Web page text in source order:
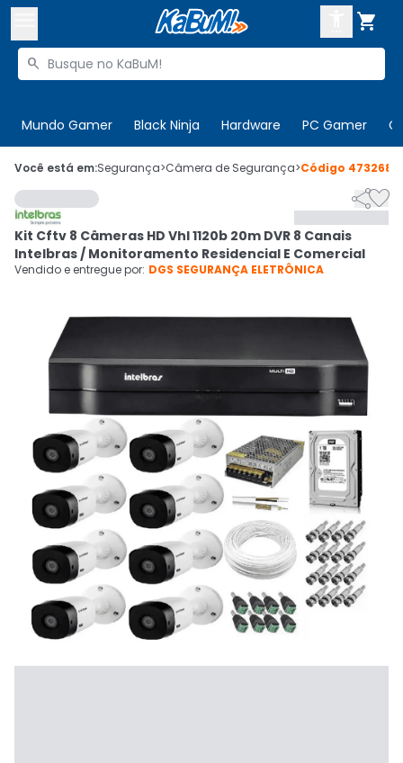

Buscar produtos

Mundo Gamer Black Ninja Hardware PC Gamer
 Olá. Acesse sua conta
 Departamentos
Cupons
Ativar tradutor em libras
CADASTRE-SE
Você está em:Segurança>Câmera de Segurança>Código 473268

Kit Cftv 8 Câmeras HD Vhl 1120b 20m DVR 8 Canais
Intelbras / Monitoramento Residencial E Comercial
Vendido e entregue por: DGS SEGURANÇA ELETRÔNICA